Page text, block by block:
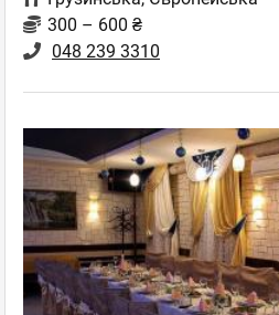
300 – 600 ₴
048 239 3310